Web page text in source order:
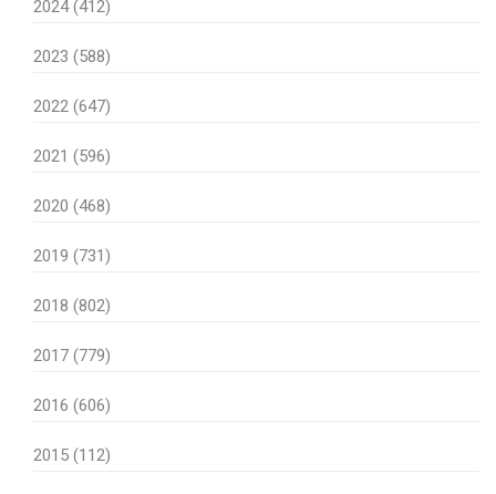
2024 (412)
2023 (588)
2022 (647)
2021 (596)
2020 (468)
2019 (731)
2018 (802)
2017 (779)
2016 (606)
2015 (112)